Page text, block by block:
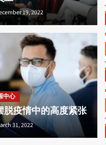
人員透過
2026
19, 2022
中心
脱疫情中的高度紧张
31, 2022